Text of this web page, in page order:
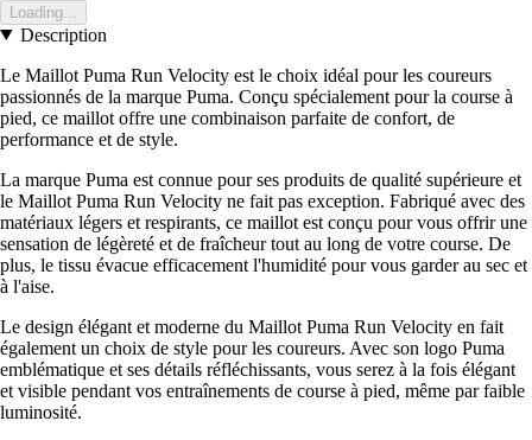
Loading...
Description
Le Maillot Puma Run Velocity est le choix idéal pour les coureurs
passionnés de la marque Puma. Conçu spécialement pour la course à
pied, ce maillot offre une combinaison parfaite de confort, de
performance et de style.
La marque Puma est connue pour ses produits de qualité supérieure et
le Maillot Puma Run Velocity ne fait pas exception. Fabriqué avec des
matériaux légers et respirants, ce maillot est conçu pour vous offrir une
sensation de légèreté et de fraîcheur tout au long de votre course. De
plus, le tissu évacue efficacement l'humidité pour vous garder au sec et
à l'aise.
Le design élégant et moderne du Maillot Puma Run Velocity en fait
également un choix de style pour les coureurs. Avec son logo Puma
emblématique et ses détails réfléchissants, vous serez à la fois élégant
et visible pendant vos entraînements de course à pied, même par faible
luminosité.